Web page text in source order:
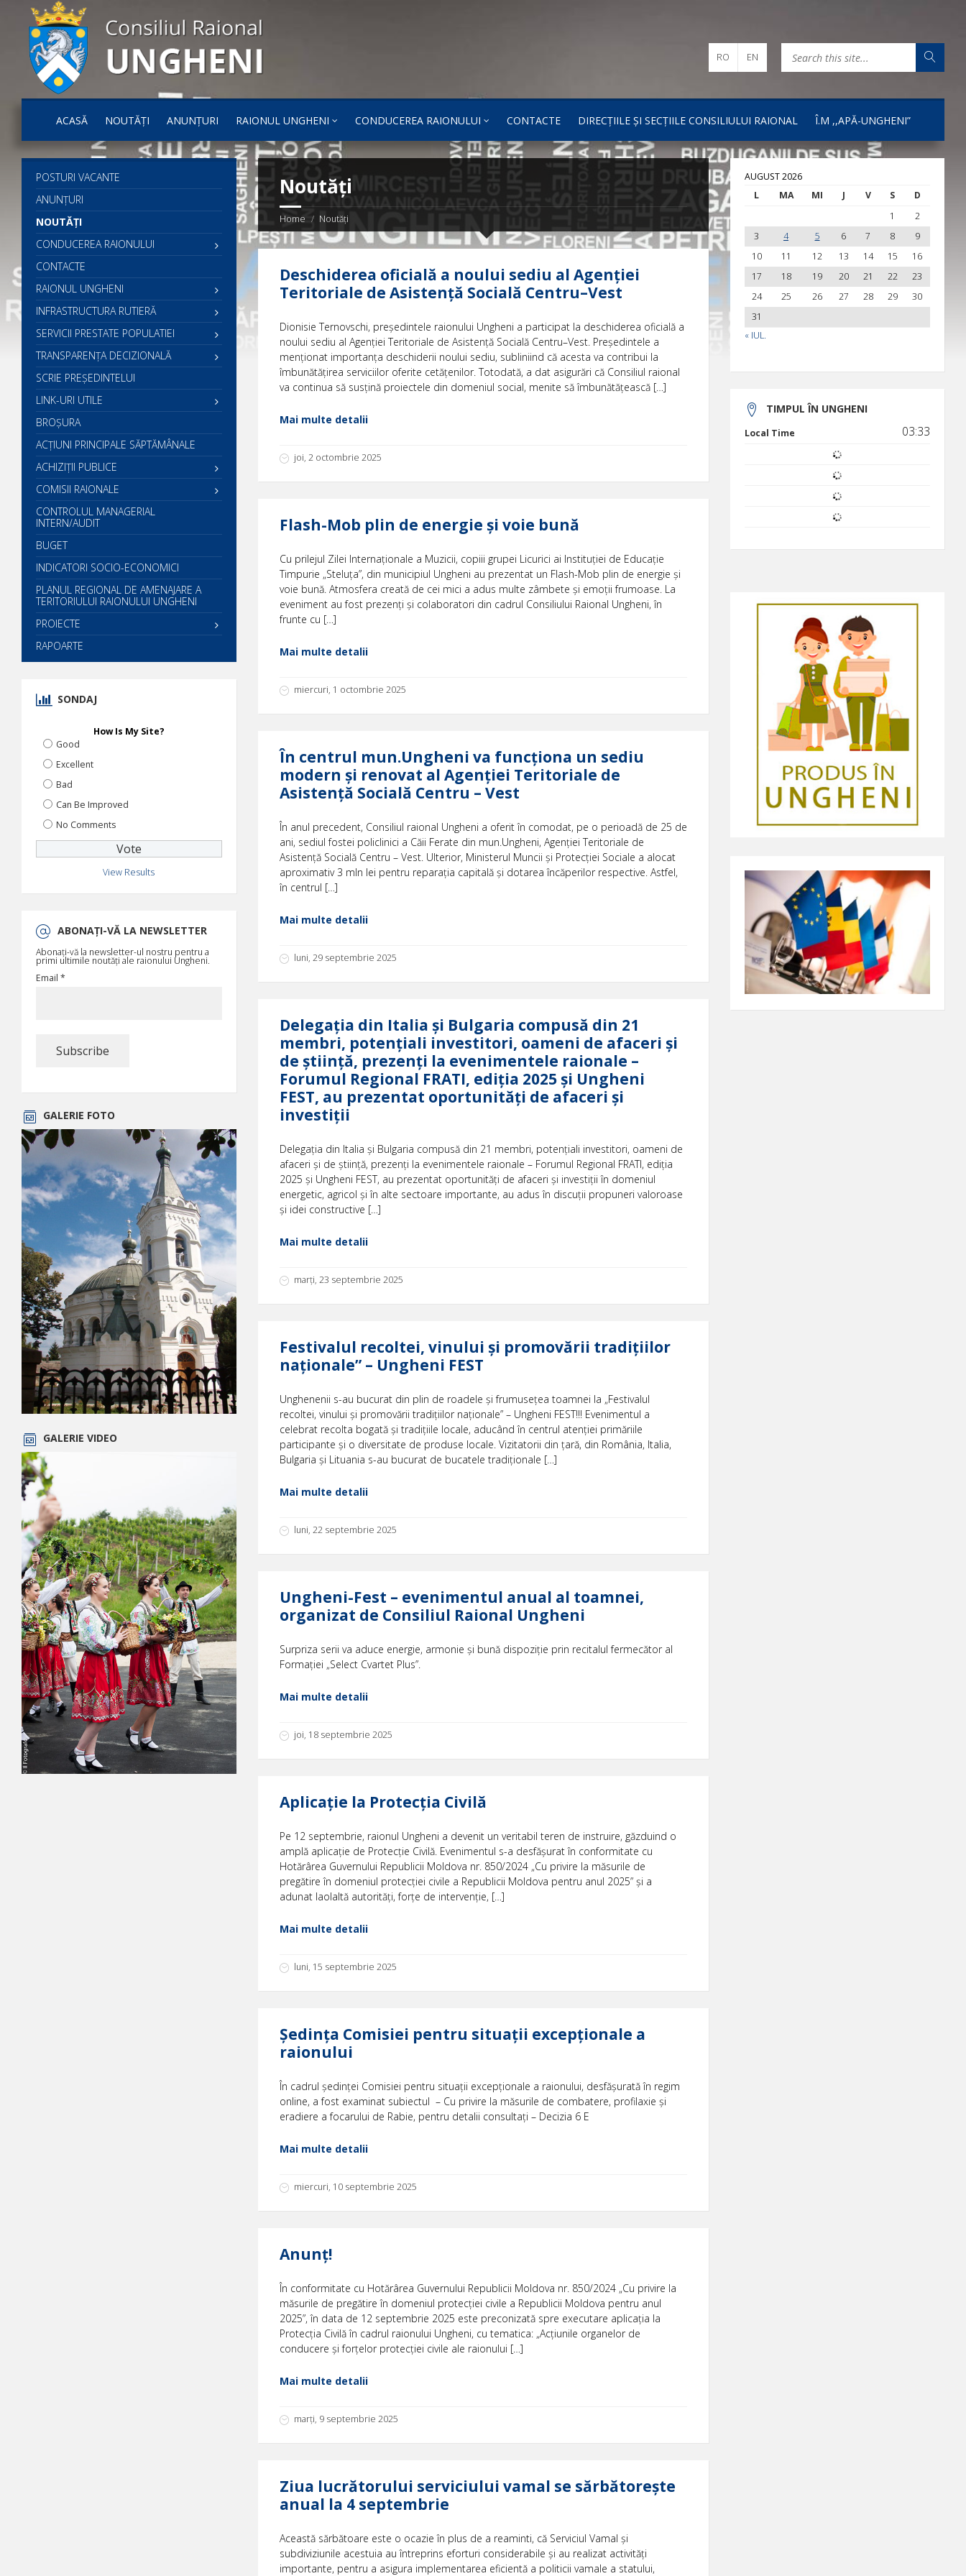
ACASĂ NOUTĂȚI ANUNȚURI RAIONUL UNGHENI CONDUCEREA RAIONULUI CONTACTE DIRECȚIILE ȘI SECȚIILE CONSILIULUI RAIONAL Î.M ,,APĂ-UNGHENI”
RO EN
Noutăți
Home Noutăți
Deschiderea oficială a noului sediu al Agenției
Teritoriale de Asistență Socială Centru–Vest
Dionisie Ternovschi, președintele raionului Ungheni a participat la deschiderea oficială a
noului sediu al Agenției Teritoriale de Asistență Socială Centru–Vest. Președintele a
menționat importanța deschiderii noului sediu, subliniind că acesta va contribui la
îmbunătățirea serviciilor oferite cetățenilor. Totodată, a dat asigurări că Consiliul raional
va continua să susțină proiectele din domeniul social, menite să îmbunătățească […]
Mai multe detalii
joi, 2 octombrie 2025
Flash-Mob plin de energie și voie bună
Cu prilejul Zilei Internaționale a Muzicii, copiii grupei Licurici ai Instituției de Educație
Timpurie „Steluța”, din municipiul Ungheni au prezentat un Flash-Mob plin de energie și
voie bună. Atmosfera creată de cei mici a adus multe zâmbete și emoții frumoase. La
eveniment au fost prezenți și colaboratori din cadrul Consiliului Raional Ungheni, în
frunte cu […]
Mai multe detalii
miercuri, 1 octombrie 2025
În centrul mun.Ungheni va funcționa un sediu
modern și renovat al Agenției Teritoriale de
Asistență Socială Centru – Vest
În anul precedent, Consiliul raional Ungheni a oferit în comodat, pe o perioadă de 25 de
ani, sediul fostei policlinici a Căii Ferate din mun.Ungheni, Agenției Teritoriale de
Asistență Socială Centru – Vest. Ulterior, Ministerul Muncii și Protecției Sociale a alocat
aproximativ 3 mln lei pentru reparația capitală și dotarea încăperilor respective. Astfel,
în centrul […]
Mai multe detalii
luni, 29 septembrie 2025
Delegația din Italia și Bulgaria compusă din 21
membri, potențiali investitori, oameni de afaceri și
de știință, prezenți la evenimentele raionale –
Forumul Regional FRATI, ediția 2025 și Ungheni
FEST, au prezentat oportunități de afaceri și
investiții
Delegația din Italia și Bulgaria compusă din 21 membri, potențiali investitori, oameni de
afaceri și de știință, prezenți la evenimentele raionale – Forumul Regional FRATI, ediția
2025 și Ungheni FEST, au prezentat oportunități de afaceri și investiții în domeniul
energetic, agricol și în alte sectoare importante, au adus în discuții propuneri valoroase
și idei constructive […]
Mai multe detalii
marți, 23 septembrie 2025
Festivalul recoltei, vinului şi promovării tradiţiilor
naţionale” – Ungheni FEST
Unghenenii s-au bucurat din plin de roadele și frumusețea toamnei la „Festivalul
recoltei, vinului şi promovării tradiţiilor naţionale” – Ungheni FEST!!! Evenimentul a
celebrat recolta bogată și tradițiile locale, aducând în centrul atenției primăriile
participante și o diversitate de produse locale. Vizitatorii din țară, din România, Italia,
Bulgaria și Lituania s-au bucurat de bucatele tradiționale […]
Mai multe detalii
luni, 22 septembrie 2025
Ungheni-Fest – evenimentul anual al toamnei,
organizat de Consiliul Raional Ungheni
Surpriza serii va aduce energie, armonie și bună dispoziție prin recitalul fermecător al
Formației „Select Cvartet Plus”.
Mai multe detalii
joi, 18 septembrie 2025
Aplicație la Protecția Civilă
Pe 12 septembrie, raionul Ungheni a devenit un veritabil teren de instruire, găzduind o
amplă aplicație de Protecție Civilă. Evenimentul s-a desfășurat în conformitate cu
Hotărârea Guvernului Republicii Moldova nr. 850/2024 „Cu privire la măsurile de
pregătire în domeniul protecției civile a Republicii Moldova pentru anul 2025” și a
adunat laolaltă autorități, forțe de intervenție, […]
Mai multe detalii
luni, 15 septembrie 2025
Ședința Comisiei pentru situații excepționale a
raionului
În cadrul ședinței Comisiei pentru situații excepționale a raionului, desfășurată în regim
online, a fost examinat subiectul – Cu privire la măsurile de combatere, profilaxie și
eradiere а fосаrului de Rabie, pentru detalii consultați – Decizia 6 E
Mai multe detalii
miercuri, 10 septembrie 2025
Anunţ!
În conformitate cu Hotărârea Guvernului Republicii Moldova nr. 850/2024 „Cu privire la
măsurile de pregătire în domeniul protecţiei civile a Republicii Moldova pentru anul
2025”, în data de 12 septembrie 2025 este preconizată spre executare aplicaţia la
Protecţia Civilă în cadrul raionului Ungheni, cu tematica: „Acțiunile organelor de
conducere și forțelor protecției civile ale raionului […]
Mai multe detalii
marți, 9 septembrie 2025
Ziua lucrătorului serviciului vamal se sărbătorește
anual la 4 septembrie
Această sărbătoare este o ocazie în plus de a reaminti, că Serviciul Vamal şi
subdiviziunile acestuia au întreprins eforturi considerabile şi au realizat activităţi
importante, pentru a asigura implementarea eficientă a politicii vamale a statului,
POSTURI VACANTE
ANUNȚURI
NOUTĂȚI
CONDUCEREA RAIONULUI
CONTACTE
RAIONUL UNGHENI
INFRASTRUCTURA RUTIERĂ
SERVICII PRESTATE POPULATIEI
TRANSPARENȚA DECIZIONALĂ
SCRIE PREŞEDINTELUI
LINK-URI UTILE
BROȘURA
ACŢIUNI PRINCIPALE SĂPTĂMÂNALE
ACHIZIȚII PUBLICE
COMISII RAIONALE
CONTROLUL MANAGERIAL
INTERN/AUDIT
BUGET
INDICATORI SOCIO-ECONOMICI
PLANUL REGIONAL DE AMENAJARE A
TERITORIULUI RAIONULUI UNGHENI
PROIECTE
RAPOARTE
SONDAJ
How Is My Site?
Good
Excellent
Bad
Can Be Improved
No Comments
View Results
ABONAȚI-VĂ LA NEWSLETTER
Abonați-vă la newsletter-ul nostru pentru a
primi ultimile noutăți ale raionului Ungheni.
Email *
GALERIE FOTO
GALERIE VIDEO
AUGUST 2026
L
MA MI J V S D
« IUL.
1
2
3
4 5 6 7 8
9
10
11 12 13 14 15
16
17
18 19 20 21 22
23
24
25 26 27 28 29
30
31
TIMPUL ÎN UNGHENI
Local Time 03:33